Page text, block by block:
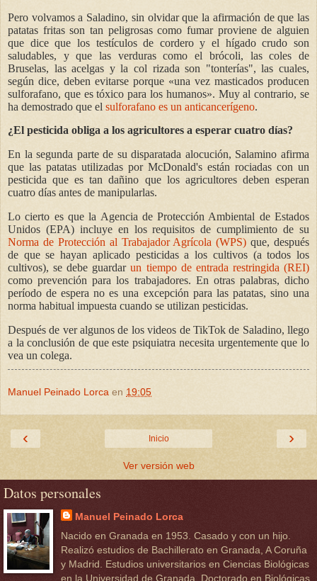
Pero volvamos a Saladino, sin olvidar que la afirmación de que las
patatas fritas son tan peligrosas como fumar proviene de alguien
que dice que los testículos de cordero y el hígado crudo son
saludables, y que las verduras como el brócoli, las coles de
Bruselas, las acelgas y la col rizada son "tonterías", las cuales,
según dice, deben evitarse porque «una vez masticados producen
sulforafano, que es tóxico para los humanos». Muy al contrario, se
ha demostrado que el sulforafano es un anticancerígeno.
¿El pesticida obliga a los agricultores a esperar cuatro días?
En la segunda parte de su disparatada alocución, Salamino afirma
que las patatas utilizadas por McDonald's están rociadas con un
pesticida que es tan dañino que los agricultores deben esperan
cuatro días antes de manipularlas.
Lo cierto es que la Agencia de Protección Ambiental de Estados
Unidos (EPA) incluye en los requisitos de cumplimiento de su
Norma de Protección al Trabajador Agrícola (WPS) que, después
de que se hayan aplicado pesticidas a los cultivos (a todos los
cultivos), se debe guardarun tiempo de entrada restringida (REI)
como prevención para los trabajadores. En otras palabras, dicho
período de espera no es una excepción para las patatas, sino una
norma habitual impuesta cuando se utilizan pesticidas.
Después de ver algunos de los videos de TikTok de Saladino, llego
a la conclusión de que este psiquiatra necesita urgentemente que lo
vea un colega.
Manuel Peinado Lorca en 19:05
‹ ›
Inicio
Ver versión web
Datos personales
Manuel Peinado Lorca
Nacido en Granada en 1953. Casado y con un hijo.
Realizó estudios de Bachillerato en Granada, A Coruña
y Madrid. Estudios universitarios en Ciencias Biológicas
en la Universidad de Granada. Doctorado en Biológicas